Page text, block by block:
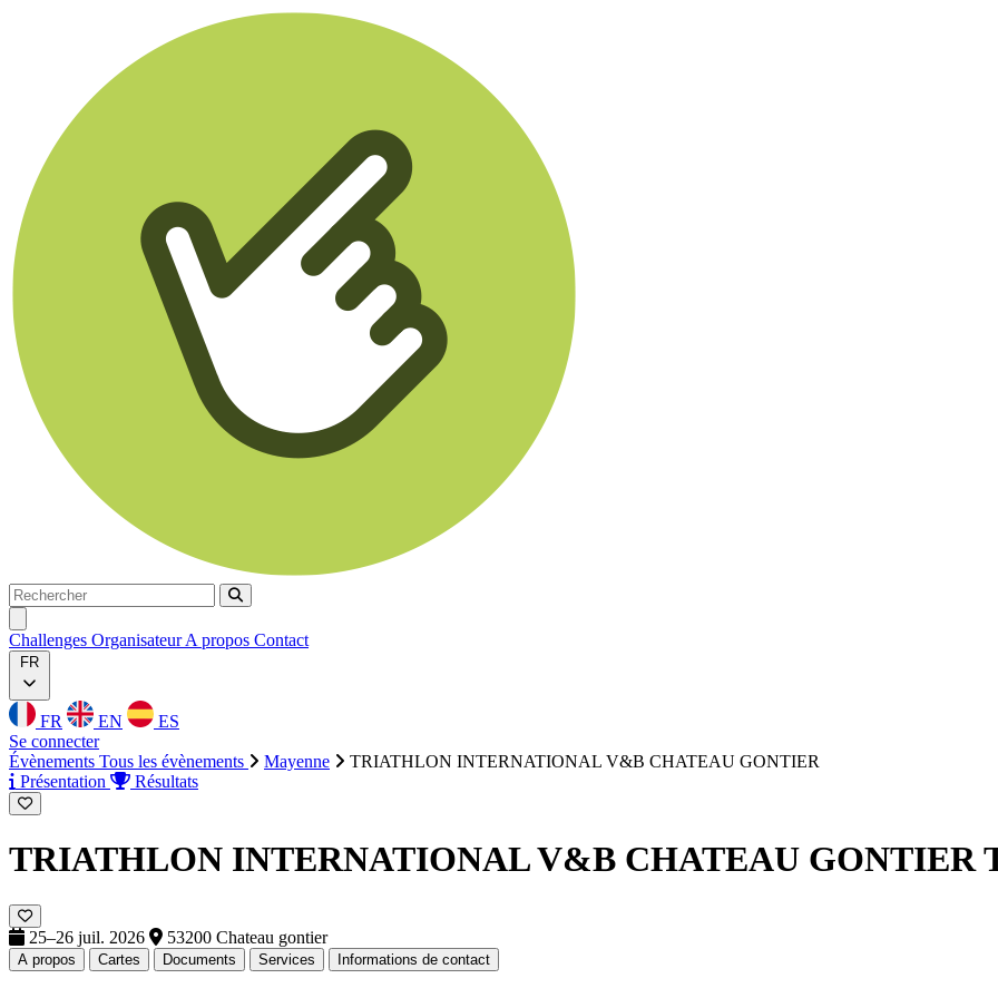
Rechercher
Rechercher
Challenges OrganisateurA propos Contact
FR
FR EN
ES
Se connecter
Évènements Tous les évènements Mayenne
TRIATHLON INTERNATIONAL V&B CHATEAU GONTIER
Présentation
Résultats
TRIATHLON INTERNATIONAL V&B CHATEAU GONTIER
25–26 juil. 2026 53200 Chateau gontier
A propos Cartes Documents Services Informations de contact